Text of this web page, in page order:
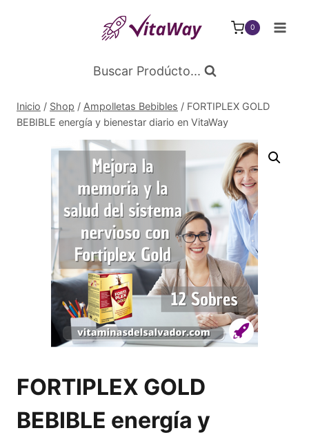
0
Buscar Prodúcto...
Inicio / Shop / Ampolletas Bebibles / FORTIPLEX GOLD
BEBIBLE energía y bienestar diario en VitaWay
FORTIPLEX GOLD
BEBIBLE energía y